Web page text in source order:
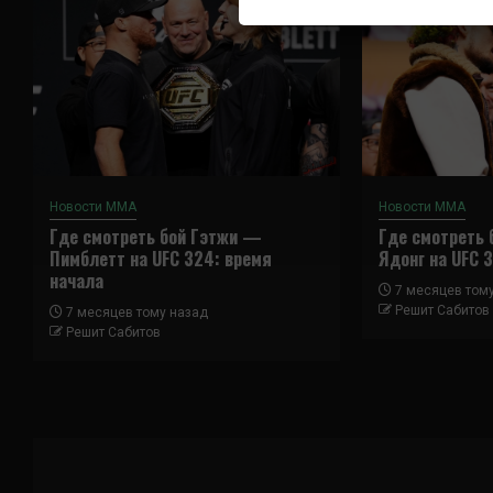
Новости ММА
Где смотреть бой Гэтжи —
Пимблетт на UFC 324: время
начала
7 месяцев тому назад
Решит Сабитов
Новости ММА
Где
Ядонг на UFC
7 месяцев
Решит Сабитов